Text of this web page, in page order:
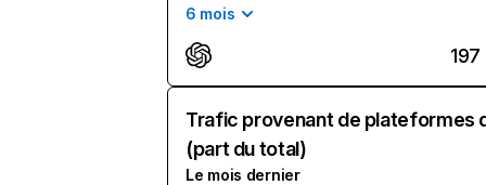
6 mois
197
Trafic provenant de plateformes
(part du total)
Le mois dernier